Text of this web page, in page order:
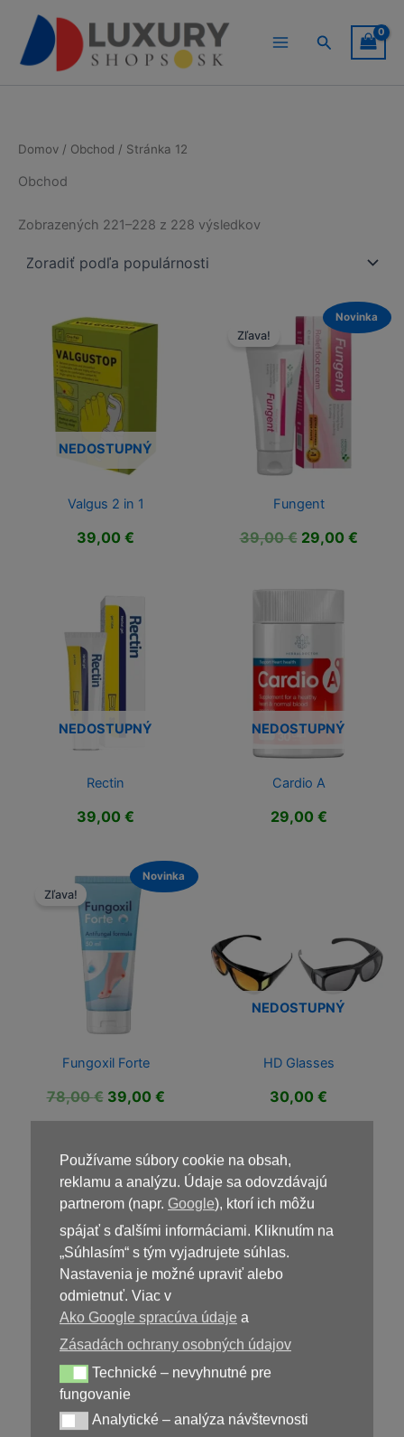
Používame súbory cookie na obsah,
reklamu a analýzu. Údaje sa odovzdávajú
partnerom (napr. Google), ktorí ich môžu
spájať s ďalšími informáciami. Kliknutím na
„Súhlasím“ s tým vyjadrujete súhlas.
Nastavenia je možné upraviť alebo
odmietnuť. Viac v
Ako Google spracúva údaje a
Zásadách ochrany osobných údajov
Technické – nevyhnutné pre fungovanie
Technické – nevyhnutné pre
fungovanie
Analytické – analýza návštevnosti
Analytické – analýza návštevnosti
obsah
Hľadať
Domov / Obchod / Stránka 12
Obchod
Zobrazených 221–228 z 228 výsledkovZoradené
NEDOSTUPNÝ
Valgus 2 in 1
39,00 €
Novinka
Zľava!
Fungent
39,00€ Pôvodná
39,00 €.
29,00 €
NEDOSTUPNÝ
Rectin
39,00 €
NEDOSTUPNÝ
Cardio A
29,00 €
Novinka
Zľava!
Fungoxil Forte
78,00€ Pôvodná
78,00 €.
39,00 €Aktuálna
NEDOSTUPNÝ
HD Glasses
30,00 €
NEDOSTUPNÝ
Aerflow
49,00€
Rinnova Pro
39,00